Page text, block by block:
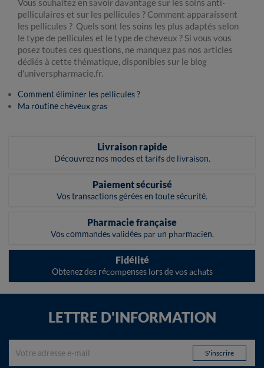
Vous souhaitez en savoir davantage sur les soins anti-
pelliculaires et sur les pellicules ? Comment apparaissent
les pellicules ? Quels sont les soins les plus adaptés selon
le type de pellicules et le type de cheveux ? Si vous vous
posez toutes ces questions, ne manquez pas nos articles
dédiés à cette thématique, disponibles sur le blog
d'universpharmacie.fr.
Comment éliminer les pellicules ?
Ma routine cheveux gras
Livraison rapide
Découvrez nos modes et tarifs de livraison.
Paiement sécurisé
Vos transactions gérées en toute sécurité.
Pharmacie française
Vos commandes validées par un pharmacien.
Fidélité
Obtenez des récompenses lors de vos achats
LETTRE D'INFORMATION